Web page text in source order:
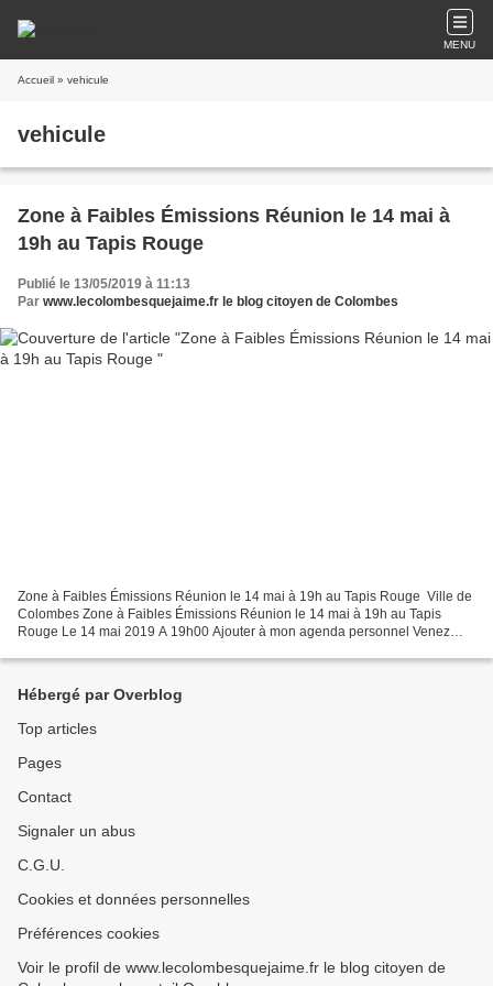
MENU
Accueil » vehicule
vehicule
Zone à Faibles Émissions Réunion le 14 mai à
19h au Tapis Rouge
Publié le 13/05/2019 à 11:13
Par www.lecolombesquejaime.fr le blog citoyen de Colombes
Zone à Faibles Émissions Réunion le 14 mai à 19h au Tapis Rouge Ville de
Colombes Zone à Faibles Émissions Réunion le 14 mai à 19h au Tapis
Rouge Le 14 mai 2019 A 19h00 Ajouter à mon agenda personnel Venez
Hébergé par Overblog
Top articles
Pages
Contact
Signaler un abus
C.G.U.
Cookies et données personnelles
Préférences cookies
Voir le profil de www.lecolombesquejaime.fr le blog citoyen de